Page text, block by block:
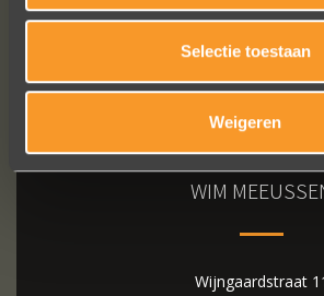
Selectie toestaan
Weigeren
WIM
Wijngaardstraat